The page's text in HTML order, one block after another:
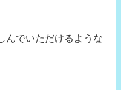
んでいただけるような